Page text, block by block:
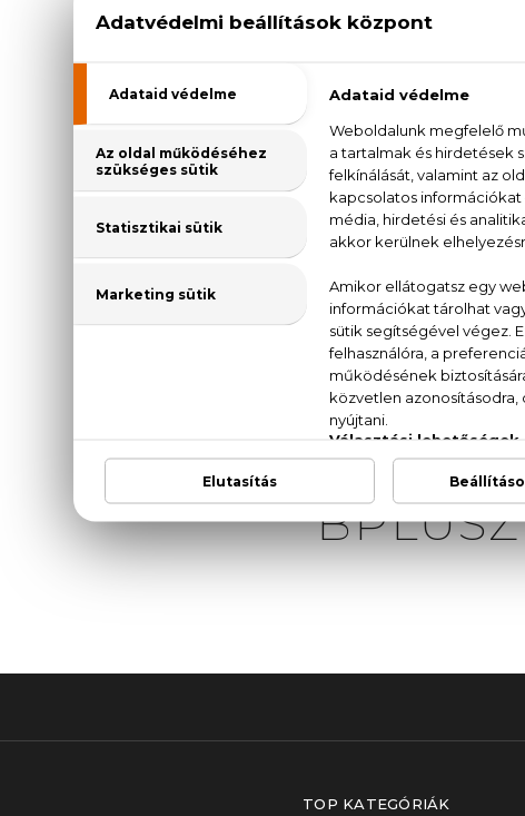
KIEMELT
PLUSZ
Rendelj parfümjeink közül 10.000 Ft feletti
következő kuponkód megadásával a kosár
TOP KATEGÓRIÁK